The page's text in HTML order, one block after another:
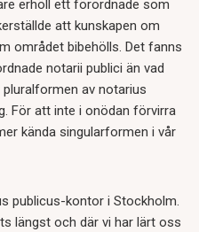
erhöll ett förordnade som
att kunskapen om
området bibehölls. Det fanns
notarii publici än vad
av notarius
För att inte i onödan förvirra
kända singularformen i vår
publicus-kontor i Stockholm.
längst och där vi har lärt oss